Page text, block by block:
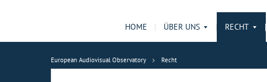
HOME ÜBER UNS RECHT
European Audiovisual Observatory Recht